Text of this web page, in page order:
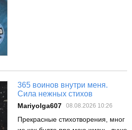
365 воинов внутри меня.
Сила нежных стихов
Mariyolga607 08.08.2026 10:26
Прекрасные стихотворения, мног